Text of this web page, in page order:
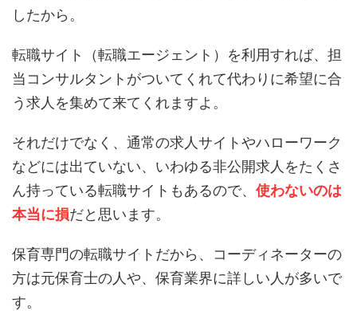
したから。
転職サイト（転職エージェント）を利用すれば、担
当コンサルタントがついてくれて代わりに希望に合
う求人を集めて来てくれますよ。
それだけでなく、通常の求人サイトやハローワーク
などには出ていない、いわゆる非公開求人をたくさ
ん持っている転職サイトもあるので、 使わないのは
本当に損だと思います。
保育専門の転職サイトだから、コーディネーターの
方は元保育士の人や、保育業界に詳しい人が多いで
す。